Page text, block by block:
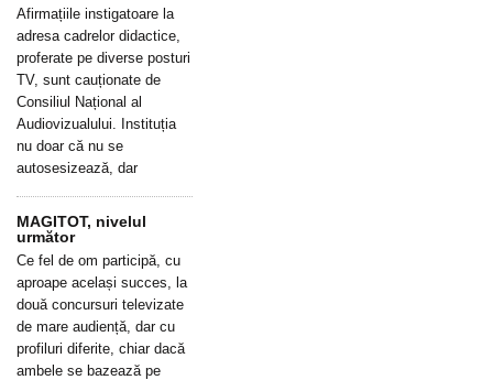
Afirmațiile instigatoare la
adresa cadrelor didactice,
proferate pe diverse posturi
TV, sunt cauționate de
Consiliul Național al
Audiovizualului. Instituția
nu doar că nu se
autosesizează, dar
MAGITOT, nivelul
următor
Ce fel de om participă, cu
aproape același succes, la
două concursuri televizate
de mare audiență, dar cu
profiluri diferite, chiar dacă
ambele se bazează pe